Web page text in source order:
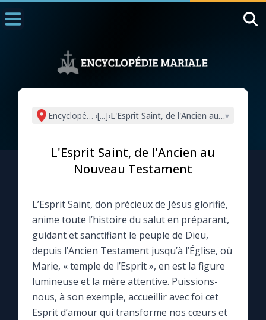
L'actualité de la semaine
La newsletter
La vidéo de la semaine
Le compte Tiktok
Encyclopédie mariale
›[...]›L'Esprit Saint, de l'Ancien au Nouveau
▾
L'Esprit Saint, de l'Ancien au
Nouveau Testament
L’Esprit Saint, don précieux de Jésus glorifié,
anime toute l’histoire du salut en préparant,
guidant et sanctifiant le peuple de Dieu,
depuis l’Ancien Testament jusqu’à l’Église, où
Marie, « temple de l’Esprit », en est la figure
lumineuse et la mère attentive. Puissions-
nous, à son exemple, accueillir avec foi cet
Esprit d’amour qui transforme nos cœurs et